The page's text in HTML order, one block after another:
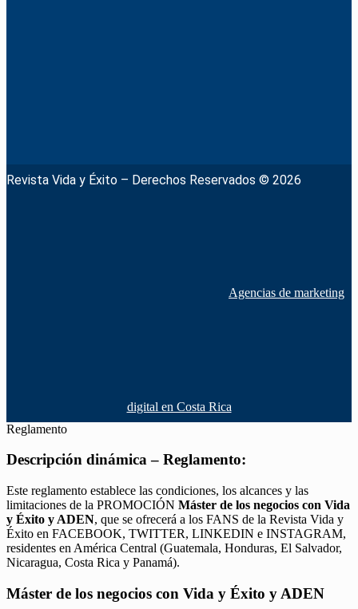
Revista Vida y Éxito – Derechos Reservados © 2026
Agencias de marketing
digital en Costa Rica
Reglamento
Descripción dinámica – Reglamento:
Este reglamento establece las condiciones, los alcances y las
limitaciones de la PROMOCIÓN Máster de los negocios con Vida
y Éxito y ADEN, que se ofrecerá a los FANS de la Revista Vida y
Éxito en FACEBOOK, TWITTER, LINKEDIN e INSTAGRAM,
residentes en América Central (Guatemala, Honduras, El Salvador,
Nicaragua, Costa Rica y Panamá).
Máster de los negocios con Vida y Éxito y ADEN